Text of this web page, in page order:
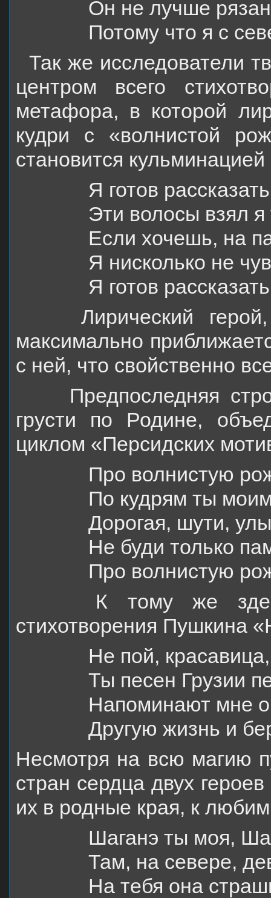
Он не лучше
Потому что я с
Так же исследователи
центром всего
метафора, в которой
кудри с «волнистой
становится
Я готов
Эти волосы взял
Если хочешь, на
Я нисколько не
Я готов
Лирический
максимально
с ней, что свойственно
Предпоследняя
грусти по Родине,
циклом «Персидских
Про волнистую
По кудрям ты
Дорогая, шути,
Не буди только
Про волнистую
К тому же
стихотворения Пушкина
Не пой,
Ты песен Грузии
Напоминают мне
Другую жизнь и
Несмотря на всю магию
стран сердца двух
их в родные края, к
Шаганэ ты моя,
Там, на севере,
На тебя она